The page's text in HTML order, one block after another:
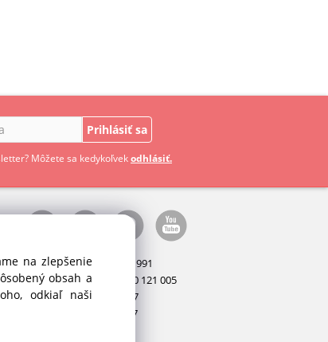
Prihlásiť sa
Môžete sa kedykoľvekodhlásiť.
Manažér:+421 911 031 991
Príslušenstvo:
+421 910 121 005
Stroje:+421 903 404 067
+421 903 404 047
na zlepšenie
obsah a
odkiaľ naši